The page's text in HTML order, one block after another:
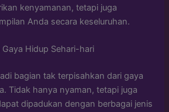
kenyamanan, tetapi juga
Anda secara keseluruhan.
Hidup Sehari-hari
bagian tak terpisahkan dari gaya
Tidak hanya nyaman, tetapi juga
dipadukan dengan berbagai jenis